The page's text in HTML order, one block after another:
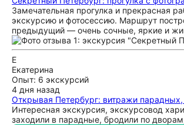
Замечательная прогулка и прекрасная
экскурсию и фотосессию. Маршрут
предыдущий — очень сочные, яркие и
Е
Екатерина
Опыт: 6 экскурсий
4 дня назад
Открывая Петербург: витражи
Интересная экскурсия, экскурсовод
заходили в парадные, бродили по